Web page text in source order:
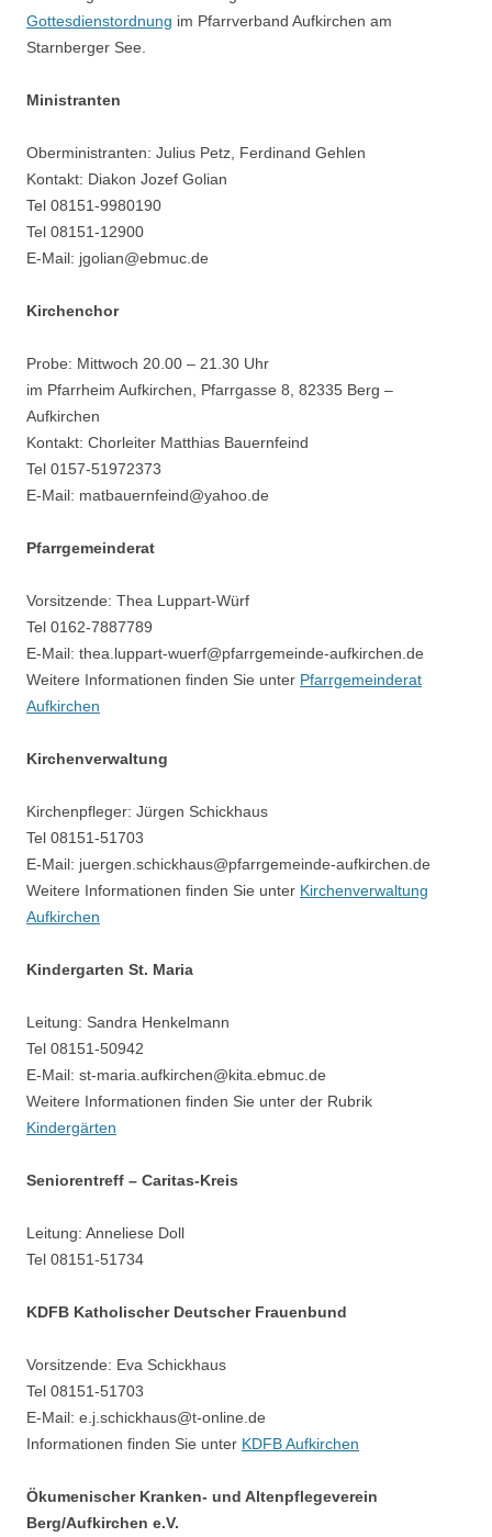
Gottesdienstordnung im Pfarrverband Aufkirchen am
Starnberger See.
Ministranten
Oberministranten: Julius Petz, Ferdinand Gehlen
Kontakt: Diakon Jozef Golian
Tel 08151-9980190
Tel 08151-12900
E-Mail: jgolian@ebmuc.de
Kirchenchor
Probe: Mittwoch 20.00 – 21.30 Uhr
im Pfarrheim Aufkirchen, Pfarrgasse 8, 82335 Berg –
Aufkirchen
Kontakt: Chorleiter Matthias Bauernfeind
Tel 0157-51972373
E-Mail: matbauernfeind@yahoo.de
Pfarrgemeinderat
Vorsitzende: Thea Luppart-Würf
Tel 0162-7887789
E-Mail: thea.luppart-wuerf@pfarrgemeinde-aufkirchen.de
Weitere Informationen finden Sie unter Pfarrgemeinderat
Aufkirchen
Kirchenverwaltung
Kirchenpfleger: Jürgen Schickhaus
Tel 08151-51703
E-Mail: juergen.schickhaus@pfarrgemeinde-aufkirchen.de
Weitere Informationen finden Sie unter Kirchenverwaltung
Aufkirchen
Kindergarten St. Maria
Leitung: Sandra Henkelmann
Tel 08151-50942
E-Mail: st-maria.aufkirchen@kita.ebmuc.de
Weitere Informationen finden Sie unter der Rubrik
Kindergärten
Seniorentreff – Caritas-Kreis
Leitung: Anneliese Doll
Tel 08151-51734
KDFB Katholischer Deutscher Frauenbund
Vorsitzende: Eva Schickhaus
Tel 08151-51703
E-Mail: e.j.schickhaus@t-online.de
Informationen finden Sie unter KDFB Aufkirchen
Ökumenischer Kranken- und Altenpflegeverein
Berg/Aufkirchen e.V.